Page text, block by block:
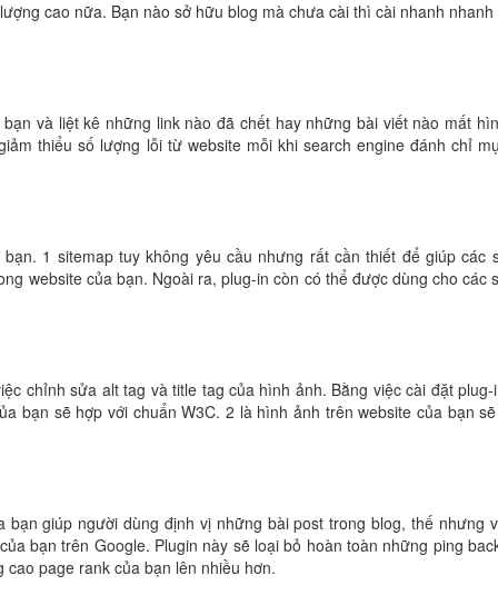
cao nữa. Bạn nào sở hữu blog mà chưa cài thì cài nhanh nhanh
và liệt kê những link nào đã chết hay những bài viết nào mất
thiểu số lượng lỗi từ website mỗi khi search engine đánh chỉ
1 sitemap tuy không yêu cầu nhưng rất cần thiết để giúp các
website của bạn. Ngoài ra, plug-in còn có thể được dùng cho các
chỉnh sửa alt tag và title tag của hình ảnh. Bằng việc cài đặt plug-
bạn sẽ hợp với chuẩn W3C. 2 là hình ảnh trên website của bạn
giúp người dùng định vị những bài post trong blog, thế nhưng
bạn trên Google. Plugin này sẽ loại bỏ hoàn toàn những ping
cao page rank của bạn lên nhiều hơn.